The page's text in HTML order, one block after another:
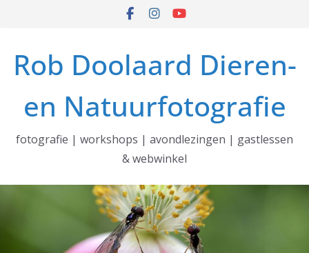
inhoud
Rob Doolaard Dieren-
en Natuurfotografie
fotografie | workshops | avondlezingen | gastlessen
& webwinkel